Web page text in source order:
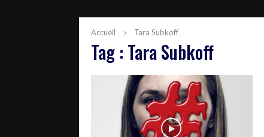
Accueil Tara Subkoff
Tag : Tara Subkoff